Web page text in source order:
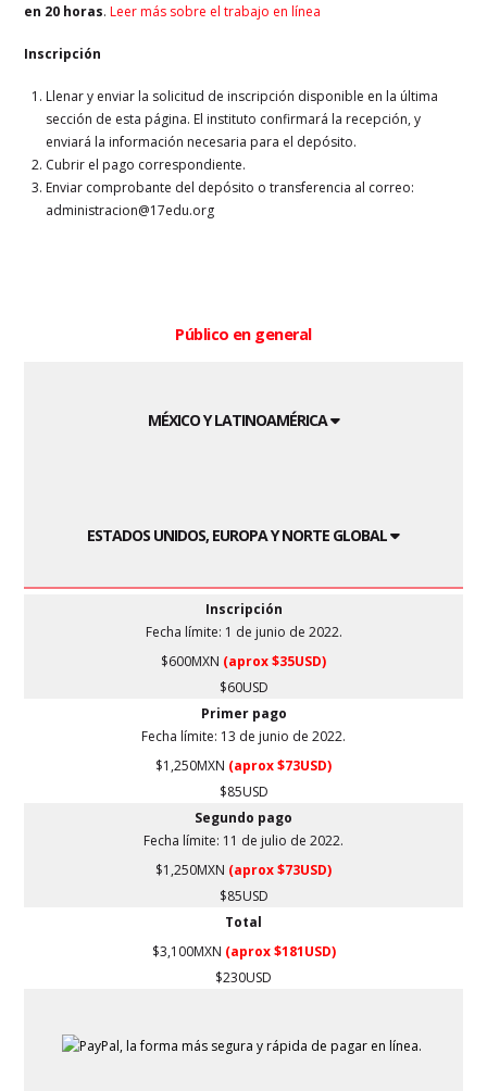
en 20 horas.Leer más sobre el trabajo en línea
Inscripción
Llenar y enviar la solicitud de inscripción disponible en la última
sección de esta página. El instituto confirmará la recepción, y
enviará la información necesaria para el depósito.
Cubrir el pago correspondiente.
Enviar comprobante del depósito o transferencia al correo:
administracion@17edu.org
Público en general
MÉXICO Y LATINOAMÉRICA
ESTADOS UNIDOS, EUROPA Y NORTE GLOBAL
Inscripción
Fecha límite: 1 de junio de 2022.
$600MXN (aprox $35USD)
$60USD
Primer pago
Fecha límite: 13 de junio de 2022.
$1,250MXN (aprox $73USD)
$85USD
Segundo pago
Fecha límite: 11 de julio de 2022.
$1,250MXN (aprox $73USD)
$85USD
Total
$3,100MXN (aprox $181USD)
$230USD